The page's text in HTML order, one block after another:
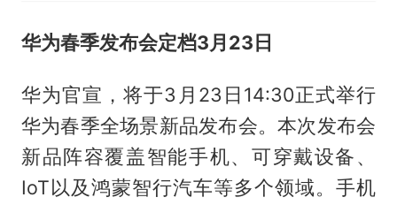
华为春季发布会定档3月23日
华为官宣，将于3月23日14:30正式举行
华为春季全场景新品发布会。本次发布会
新品阵容覆盖智能手机、可穿戴设备、
IoT以及鸿蒙智行汽车等多个领域。手机